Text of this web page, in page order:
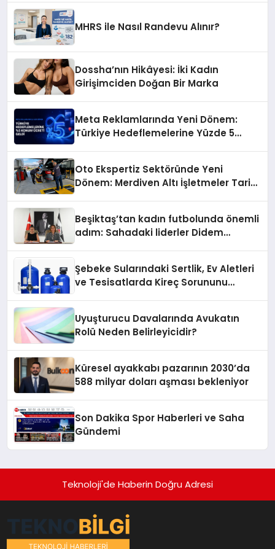
MHRS ile Nasıl Randevu Alınır?
Dossha’nın Hikâyesi: İki Kadın
Girişimciden Doğan Bir Marka
Meta Reklamlarında Yeni Dönem:
Türkiye Hedeflemelerine Yüzde 5
Oto Ekspertiz Sektöründe Yeni
Dönem: Merdiven Altı İşletmeler Tarih
Beşiktaş’tan kadın futbolunda önemli
adım: Sahadaki liderler Didem
Şebeke Sularındaki Sertlik, Ev Aletleri
ve Tesisatlarda Kireç Sorununu
Uyuşturucu Davalarında Avukatın
Rolü Neden Belirleyicidir?
Küresel ayakkabı pazarının 2030’da
588 milyar doları aşması bekleniyor
Son Dakika Spor Haberleri ve Saha
Gündemi
Teknoloji'de Haberin Doğru Adresi